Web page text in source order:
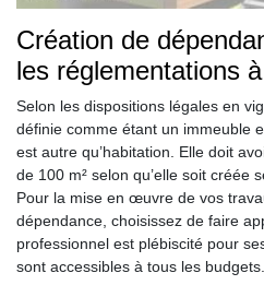
Création de
les réglementations
Selon les dispositions légales en
définie comme étant un immeuble
est autre qu’habitation. Elle doit
de 100 m² selon qu’elle soit créée
Pour la mise en œuvre de vos
dépendance, choisissez de faire
professionnel est plébiscité pour
sont accessibles à tous les budgets.